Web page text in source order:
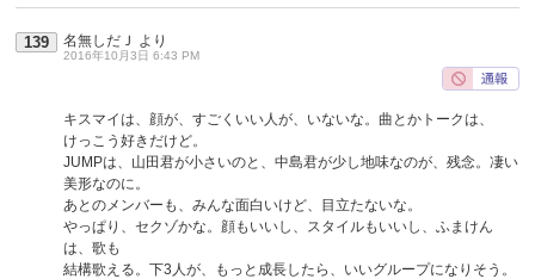
139 名無しだＪ より
2016年10月3日 6:43 PM
キスマイは、顔が、すごくいい人が、いないな。曲とかトークは、
けっこう好きだけど。
JUMPは、山田君が小さいのと、中島君が少し地味なのが、残念。凄い
美形なのに。
あとのメンバーも、みんな面白いけど、目立たないな。
やっぱり、セクゾかな。顔もいいし、スタイルもいいし、ふまけん
は、歌も
結構歌える。下3人が、もっと成長したら、いいグループになりそう。